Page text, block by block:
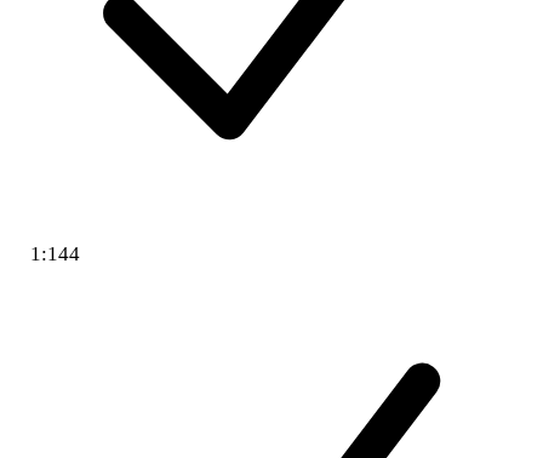
1:144